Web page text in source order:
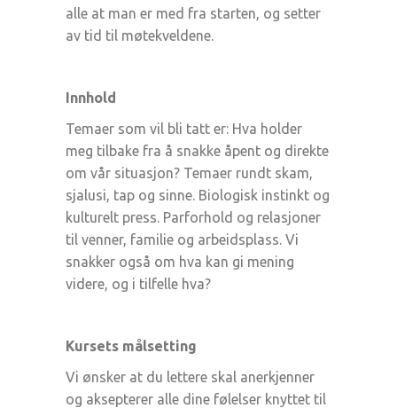
alle at man er med fra starten, og setter
av tid til møtekveldene.
Innhold
Temaer som vil bli tatt er: Hva holder
meg tilbake fra å snakke åpent og direkte
om vår situasjon? Temaer rundt skam,
sjalusi, tap og sinne. Biologisk instinkt og
kulturelt press. Parforhold og relasjoner
til venner, familie og arbeidsplass. Vi
snakker også om hva kan gi mening
videre, og i tilfelle hva?
Kursets målsetting
Vi ønsker at du lettere skal anerkjenner
og aksepterer alle dine følelser knyttet til